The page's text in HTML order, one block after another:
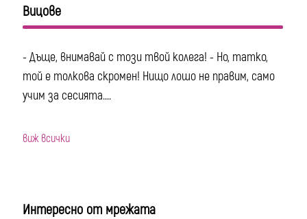
Вицове
- Дъще, внимавай с този твой колега! - Но, татко,
той е толкова скромен! Нищо лошо не правим, само
учим за сесията....
виж всички
Интересно от мрежата